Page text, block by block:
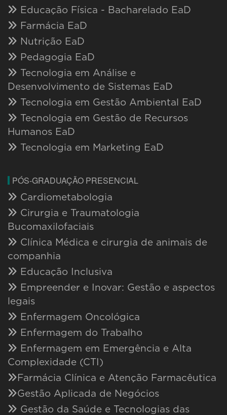
Educação Física - Bacharelado EaD
Farmácia EaD
Nutrição EaD
Pedagogia EaD
Tecnologia em Análise e
Desenvolvimento de Sistemas EaD
Tecnologia em Gestão Ambiental EaD
Tecnologia em Gestão de Recursos
Humanos EaD
Tecnologia em Marketing EaD
PÓS-GRADUAÇÃO PRESENCIAL
Cardiometabologia
Cirurgia e Traumatologia
Bucomaxilofaciais
Clínica Médica e cirurgia de animais de
companhia
Educação Inclusiva
Empreender e Inovar: Gestão e aspectos
legais
Enfermagem Oncológica
Enfermagem do Trabalho
Enfermagem em Emergência e Alta
Complexidade (CTI)
Farmácia Clínica e Atenção Farmacêutica
Gestão Aplicada de Negócios
Gestão da Saúde e Tecnologias das